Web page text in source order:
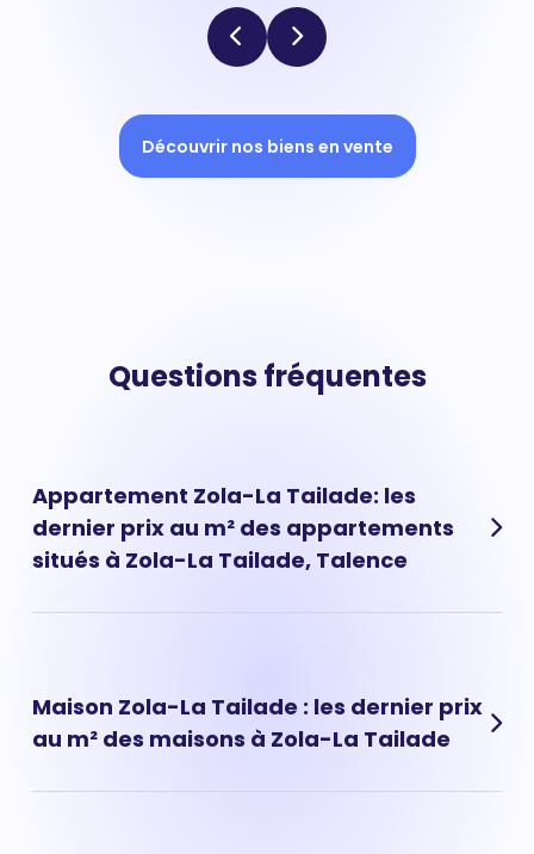
Découvrir nos biens en vente
Questions fréquentes
Appartement Zola-La Tailade: les
dernier prix au m² des appartements
situés à Zola-La Tailade, Talence
927 € au m² en moyenne.
Maison Zola-La Tailade : les dernier prix
au m² des maisons à Zola-La Tailade